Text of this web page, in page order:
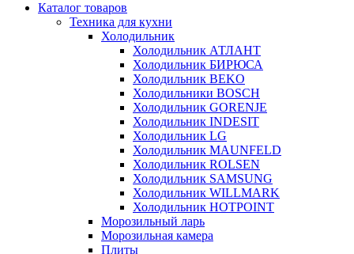
Каталог товаров
Техника для кухни
Холодильник
Холодильник АТЛАНТ
Холодильник БИРЮСА
Холодильник BEKO
Холодильники BOSCH
Холодильник GORENJE
Холодильник INDESIT
Холодильник LG
Холодильник MAUNFELD
Холодильник ROLSEN
Холодильник SAMSUNG
Холодильник WILLMARK
Холодильник HOTPOINT
Морозильный ларь
Морозильная камера
Плиты